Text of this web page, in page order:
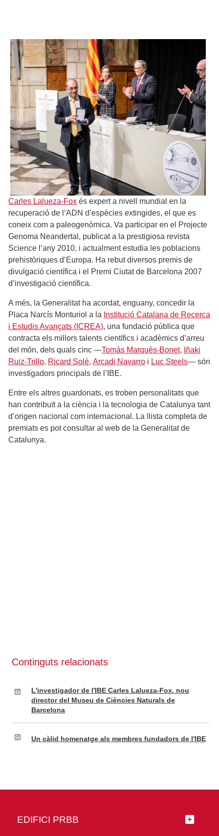
Carles Lalueza-Fox és expert a nivell mundial en la
recuperació de l’ADN d’espècies extingides, el que es
coneix com a paleogenòmica. Va participar en el Projecte
Genoma Neandertal, publicat a la prestigiosa revista
Science l’any 2010, i actualment estudia les poblacions
prehistòriques d’Europa. Ha rebut diversos premis de
divulgació científica i el Premi Ciutat de Barcelona 2007
d’investigació científica.
A més, la Generalitat ha acordat, enguany, concedir la
Placa Narcís Monturiol a la Institució Catalana de Recerca
i Estudis Avançats (ICREA), una fundació pública que
contracta els millors talents científics i acadèmics d’arreu
del món, dels quals cinc ―Tomàs Marquès-Bonet, Iñaki
Ruiz-Trillo, Ricard Solé, Arcadi Navarro i Luc Steels― són
investigadors principals de l’IBE.
Entre els altres guardonats, es troben personalitats que
han contribuït a la ciència i la tecnologia de Catalunya tant
d’origen nacional com internacional. La llista completa de
premiats es pot consultar al web de la Generalitat de
Catalunya.
Continguts relacionats
L'investigador de l'IBE Carles Lalueza-Fox, nou
director del Museu de Ciències Naturals de
Barcelona
Un càlid homenatge als membres fundadors de l'IBE
EDIFICI PRBB